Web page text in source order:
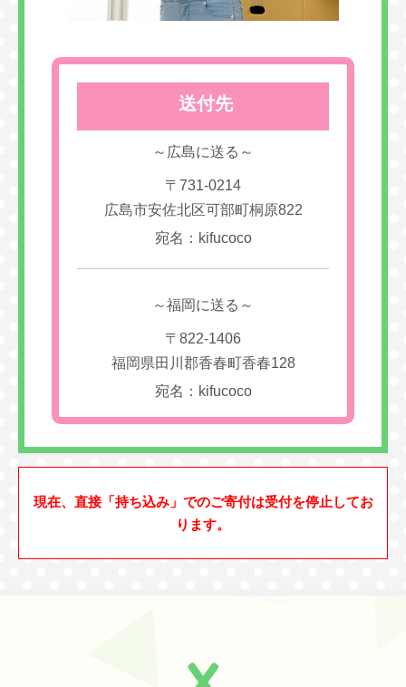
送付先
～広島に送る～
〒731-0214
広島市安佐北区可部町桐原822
宛名：kifucoco
～福岡に送る～
〒822-1406
福岡県田川郡香春町香春128
宛名：kifucoco
現在、直接「持ち込み」でのご寄付は受付を停止してお
ります。